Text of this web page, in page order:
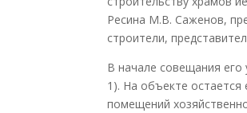
Ресина М.В. Саженов,
строители,
В начале совещания его
1). На объекте
помещений